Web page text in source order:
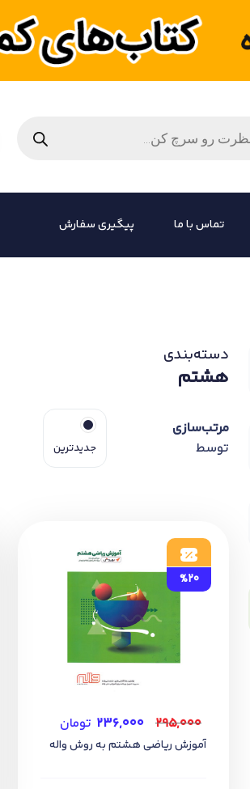
تماس با ما پیگیری سفارش
دسته‌بندی
هشتم
مرتب‌سازی
توسط
جدیدترین
%20
۲۹۵,۰۰۰ ۲۳۶,۰۰۰ تومان
آموزش ریاضی هشتم به روش واله